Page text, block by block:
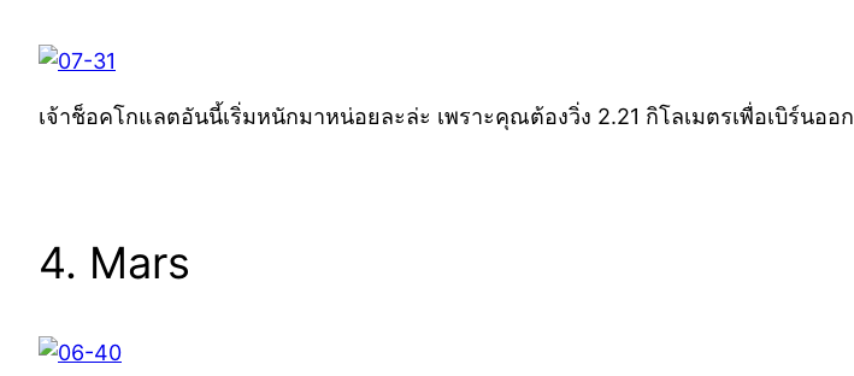
เจ้าช็อคโกแลตอันนี้เริ่มหนักมาหน่อยละล่ะ เพราะคุณต้องวิ่ง 2.21 กิโลเมตรเพื่อเบิร์นออก
4. Mars